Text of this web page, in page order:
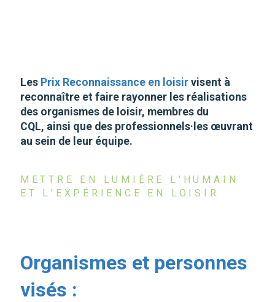
Les Prix Reconnaissance en loisir visent à
reconnaître et faire rayonner les réalisations
des organismes de loisir, membres du
CQL, ainsi que des professionnels·les œuvrant
au sein de leur équipe.
METTRE EN LUMIÈRE L'HUMAIN
ET L'EXPÉRIENCE EN LOISIR
Organismes et personnes
visés :